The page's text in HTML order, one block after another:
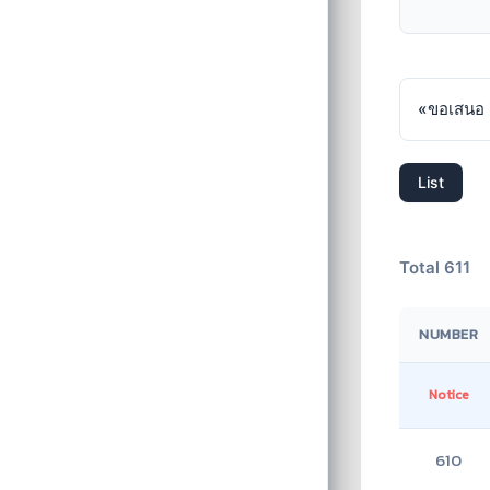
«
List
Total 611
NUMBER
Notice
610